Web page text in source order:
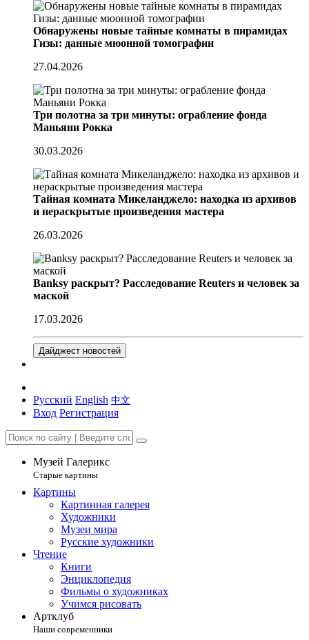
Обнаружены новые тайные комнаты в пирамидах
Гизы: данные мюонной томографии
27.04.2026
Три полотна за три минуты: ограбление фонда
Маньяни Рокка
30.03.2026
Тайная комната Микеланджело: находка из архивов
и нераскрытые произведения мастера
26.03.2026
Banksy раскрыт? Расследование Reuters и человек за
маской
17.03.2026
Дайджест новостей
Русский English 中文
Вход Регистрация
Музей Галерикс
Старые картины
Картины
Картинная галерея
Художники
Музеи мира
Русские художники
Чтение
Книги
Энциклопедия
Фильмы о художниках
Учимся рисовать
Артклуб
Наши современники